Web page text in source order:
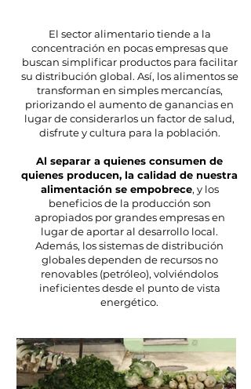
El sector alimentario tiende a la
concentración en pocas empresas que
buscan simplificar productos para facilitar
su distribución global. Así, los alimentos se
transforman en simples mercancías,
priorizando el aumento de ganancias en
lugar de considerarlos un factor de salud,
disfrute y cultura para la población.
Al separar a quienes consumen de
quienes producen, la calidad de nuestra
alimentación se empobrece, y los
beneficios de la producción son
apropiados por grandes empresas en
lugar de aportar al desarrollo local.
Además, los sistemas de distribución
globales dependen de recursos no
renovables (petróleo), volviéndolos
ineficientes desde el punto de vista
energético.